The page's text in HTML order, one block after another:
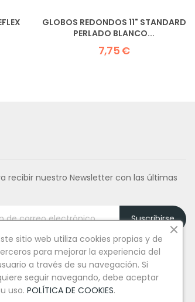
GLOBOS REDONDOS 11" STANDARD
PERLADO BLANCO...
7,75 €
recibir nuestro Newsletter con las últimas
Suscribirse
sitio web utiliza cookies propias y de
para mejorar la experiencia del
a través de su navegación. Si
seguir navegando, debe aceptar
uso. POLÍTICA DE COOKIES.